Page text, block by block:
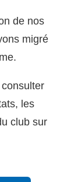
de nos
migré
les
club sur